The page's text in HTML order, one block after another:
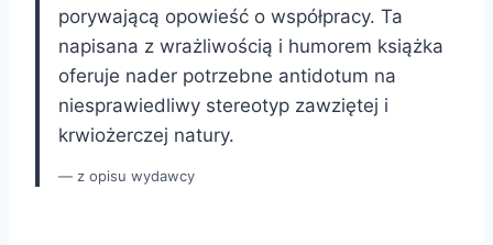
porywającą opowieść o współpracy. Ta
napisana z wrażliwością i humorem książka
oferuje nader potrzebne antidotum na
niesprawiedliwy stereotyp zawziętej i
krwiożerczej natury.
z opisu wydawcy